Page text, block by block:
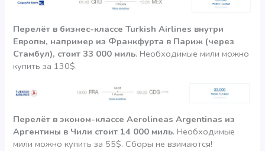
Перелёт в бизнес-классе Turkish Airlines внутри
Европы, например из Франкфурта в Париж (через
Стамбул), стоит 33 000 миль. Необходимые мили можно
купить за 130$.
Перелёт в эконом-классе Aerolineas Argentinas из
Аргентины в Чили стоит 14 000 миль. Необходимые
мили можно купить за 55$. Сборы не взимаются!